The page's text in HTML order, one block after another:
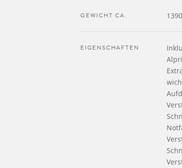
GEWICHT CA.
EIGENSCHAFTEN